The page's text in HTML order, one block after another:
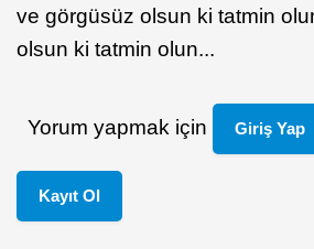
ve görgüsüz olsun ki tatmin
olsun ki tatmin olun...
Yorum yapmak için Giriş Yap
Kayıt Ol